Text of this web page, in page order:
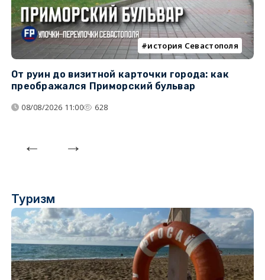
история Севастополя
От руин до визитной карточки города: как
преображался Приморский бульвар
08/08/2026 11:00 628
Туризм